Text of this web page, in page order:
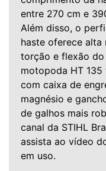
entre 270 cm e
Além disso, o
haste oferece
torção e flexão do
motopoda HT
com caixa de
magnésio e
de galhos mais
canal da STIHL
assista ao vídeo
em uso.